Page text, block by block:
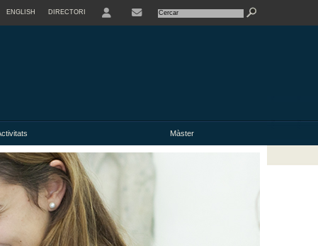
ENGLISH DIRECTORI
Màster